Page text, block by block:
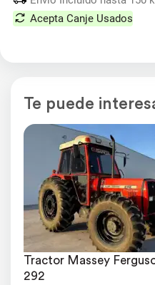
Acepta Canje Usados
Bajo
Te puede
Tractor Massey
292